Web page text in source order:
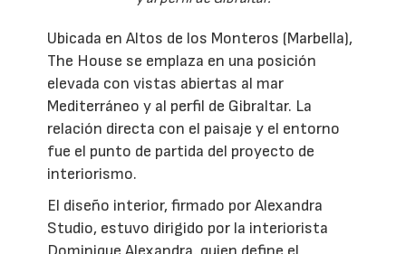
Ubicada en Altos de los Monteros (Marbella),
The House se emplaza en una posición
elevada con vistas abiertas al mar
Mediterráneo y al perfil de Gibraltar. La
relación directa con el paisaje y el entorno
fue el punto de partida del proyecto de
interiorismo.
El diseño interior, firmado por Alexandra
Studio, estuvo dirigido por la interiorista